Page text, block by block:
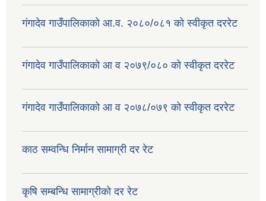
गंगादेव गाउँपालिकाको आ.व. २०८०/०८१ को स्वीकृत दररेट
गंगादेव गाउँपालिकाको आ व २०७९/०८० को स्वीकृत दररेट
गंगादेव गाउँपालिकाको आ व २०७८/०७९ को स्वीकृत दररेट
काठ सम्वन्धि निर्मान सामाग्री दर रेट
कृषि सम्बन्धि सामाग्रीको दर रेट